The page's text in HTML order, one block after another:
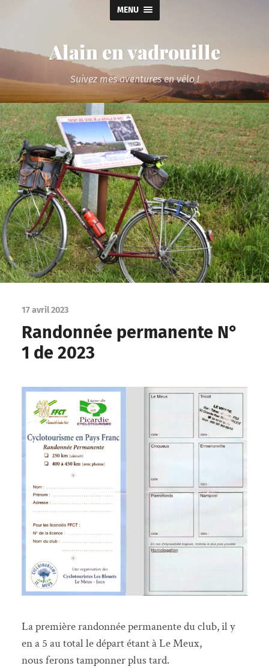
MENU
Alain en vadrouille
Suivez mes aventures en vélo !
17 avril 2023
Randonnée permanente N°
1 de 2023
La première randonnée permanente du club, il y
en a 5 au total le départ étant à Le Meux,
nous ferons tamponner plus tard.